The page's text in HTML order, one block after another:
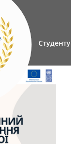
Студенту